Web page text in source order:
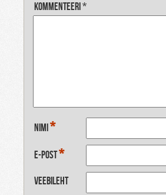
Kommenteeri *
Nimi *
E-post*
Veebileht